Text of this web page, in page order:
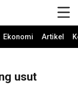
Ekonomi Artikel
usut